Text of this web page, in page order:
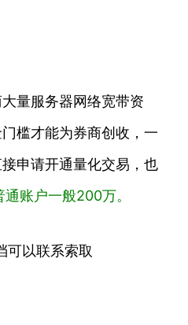
量服务器网络宽带资
槛才能为券商创收，一
申请开通量化交易，也
通账户一般200万。
可以联系索取